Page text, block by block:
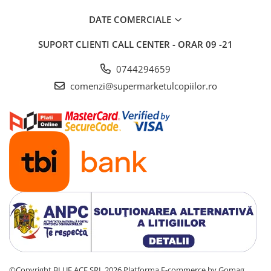
Triciclete
Zmeie si jucarii zburatoare
Camera copilului
bebelusi
Lenjerii si huse patut
Mobilier camera copii
Monitoare video bebelusi
Paturici bebe
Patut bebe
Saltele copii
Sisteme de siguranta copii
Imbracaminte si incaltaminte
DATE COMERCIALE
SUPORT CLIENTI CALL CENTER - ORAR 09 -21
0744294659
comenzi@supermarketulcopiilor.ro